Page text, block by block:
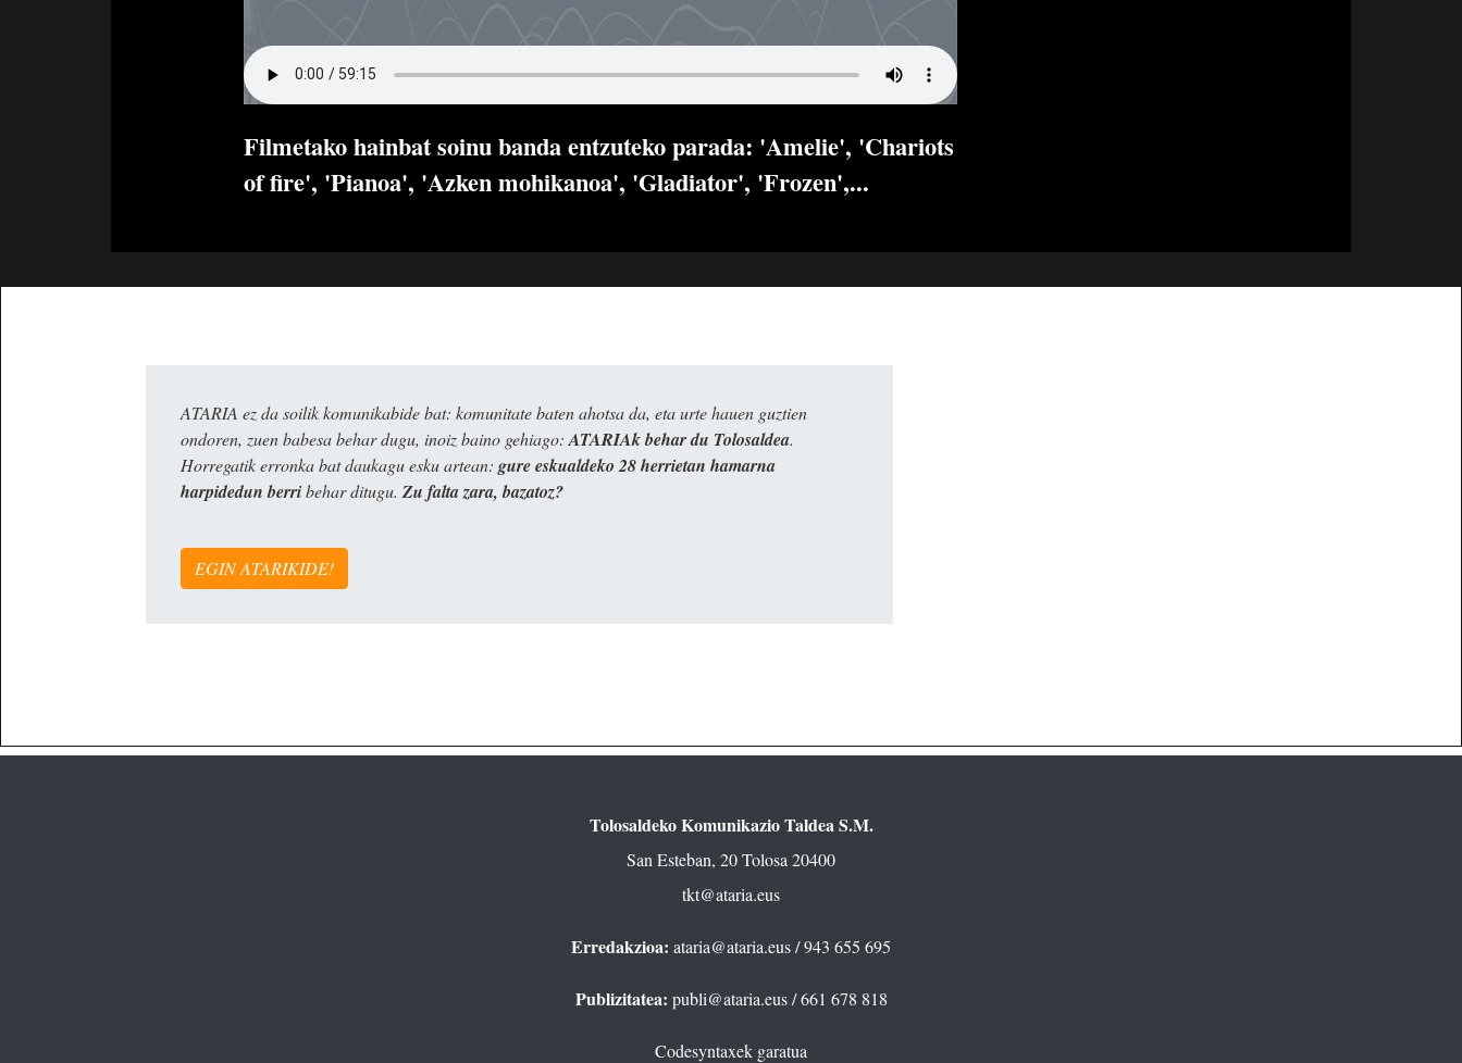
Filmetako hainbat soinu banda entzuteko parada: 'Amelie', 'Chariots
of fire', 'Pianoa', 'Azken mohikanoa', 'Gladiator', 'Frozen',...
ATARIA ez da soilik komunikabide bat: komunitate baten ahotsa da, eta urte hauen guztien
ondoren, zuen babesa behar dugu, inoiz baino gehiago: ATARIAk behar du Tolosaldea.
Horregatik erronka bat daukagu esku artean: gure eskualdeko 28 herrietan hamarna
harpidedun berribehar ditugu. Zu falta zara, bazatoz?
EGIN ATARIKIDE!
Tolosaldeko Komunikazio Taldea S.M.
San Esteban, 20 Tolosa 20400
tkt@ataria.eus
Erredakzioa: ataria@ataria.eus/ 943 655 695
Publizitatea: publi@ataria.eus/ 661 678 818
Codesyntaxek garatua